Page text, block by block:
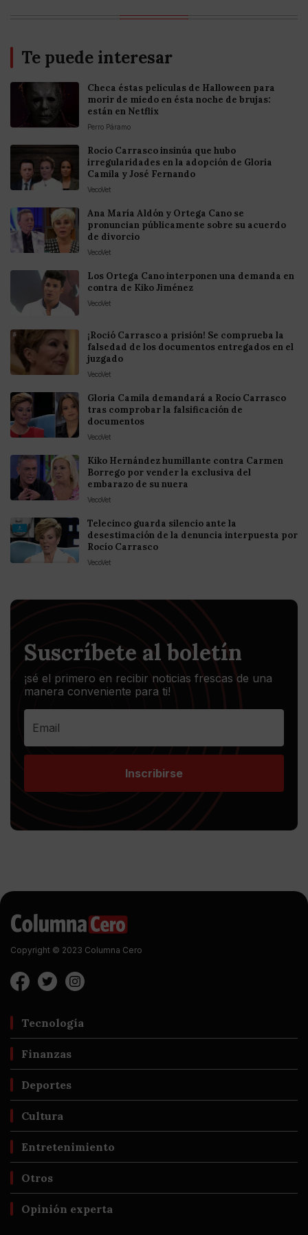
Te puede interesar
Checa éstas películas de Halloween para
morir de miedo en ésta noche de brujas:
están en Netflix
Perro Páramo
Rocío Carrasco insinúa que hubo
irregularidades en la adopción de Gloria
Camila y José Fernando
VecoVet
Ana María Aldón y Ortega Cano se
pronuncian públicamente sobre su acuerdo
de divorcio
VecoVet
Los Ortega Cano interponen una demanda en
contra de Kiko Jiménez
VecoVet
¡Roció Carrasco a prisión! Se comprueba la
falsedad de los documentos entregados en el
juzgado
VecoVet
Gloria Camila demandará a Rocío Carrasco
tras comprobar la falsificación de
documentos
VecoVet
Kiko Hernández humillante contra Carmen
Borrego por vender la exclusiva del
embarazo de su nuera
VecoVet
Telecinco guarda silencio ante la
desestimación de la denuncia interpuesta por
Rocío Carrasco
VecoVet
Suscríbete al boletín
¡sé el primero en recibir noticias frescas de una
manera conveniente para ti!
Inscribirse
Copyright © 2023 Columna Cero
Tecnología
Finanzas
Deportes
Cultura
Entretenimiento
Otros
Opinión experta